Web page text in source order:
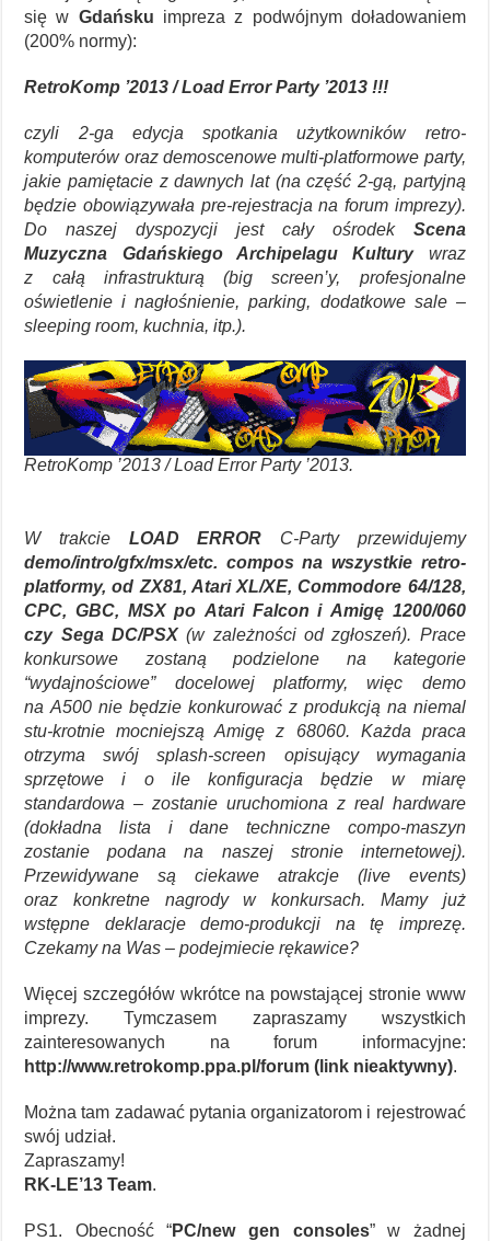
się w Gdańsku impreza z podwójnym doładowaniem
(200% normy):
RetroKomp ’2013 / Load Error Party ’2013 !!!
czyli 2-ga edycja spotkania użytkowników retro-
komputerów oraz demoscenowe multi-platformowe party,
jakie pamiętacie z dawnych lat (na część 2-gą, partyjną
będzie obowiązywała pre-rejestracja na forum imprezy).
Do naszej dyspozycji jest cały ośrodek Scena
Muzyczna Gdańskiego Archipelagu Kulturywraz
z całą infrastrukturą (big screen’y, profesjonalne
oświetlenie i nagłośnienie, parking, dodatkowe sale –
sleeping room, kuchnia, itp.).
RetroKomp ’2013 / Load Error Party ’2013.
W trakcie LOAD ERROR C-Party przewidujemy
demo/intro/gfx/msx/etc. compos na wszystkie retro-
platformy, od ZX81, Atari XL/XE, Commodore 64/128,
CPC, GBC, MSX po Atari Falcon i Amigę 1200/060
czy Sega DC/PSX(w zależności od zgłoszeń). Prace
konkursowe zostaną podzielone na kategorie
“wydajnościowe” docelowej platformy, więc demo
na A500 nie będzie konkurować z produkcją na niemal
stu-krotnie mocniejszą Amigę z 68060. Każda praca
otrzyma swój splash-screen opisujący wymagania
sprzętowe i o ile konfiguracja będzie w miarę
standardowa – zostanie uruchomiona z real hardware
(dokładna lista i dane techniczne compo-maszyn
zostanie podana na naszej stronie internetowej).
Przewidywane są ciekawe atrakcje (live events)
oraz konkretne nagrody w konkursach. Mamy już
wstępne deklaracje demo-produkcji na tę imprezę.
Czekamy na Was – podejmiecie rękawice?
Więcej szczegółów wkrótce na powstającej stronie www
imprezy. Tymczasem zapraszamy wszystkich
zainteresowanych na forum informacyjne:
http://www.retrokomp.ppa.pl/forum (link nieaktywny).
Można tam zadawać pytania organizatorom i rejestrować
swój udział.
Zapraszamy!
RK-LE’13 Team.
PS1. Obecność “PC/new gen consoles” w żadnej